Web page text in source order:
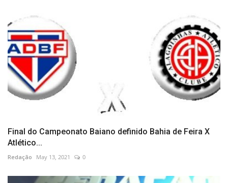
Final do Campeonato Baiano definido Bahia de Feira X
Atlético...
Redação May 13, 2021 0